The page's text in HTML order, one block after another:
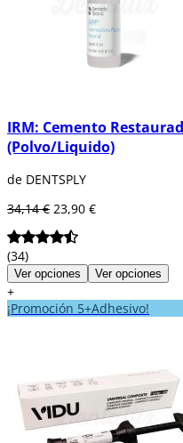
IRM: Cemento
(Polvo/Liquido)
de DENTSPLY
34,14 € 23,90 €
(34)
Ver opciones Ver opciones
+
¡Promoción 5+Adhesivo!